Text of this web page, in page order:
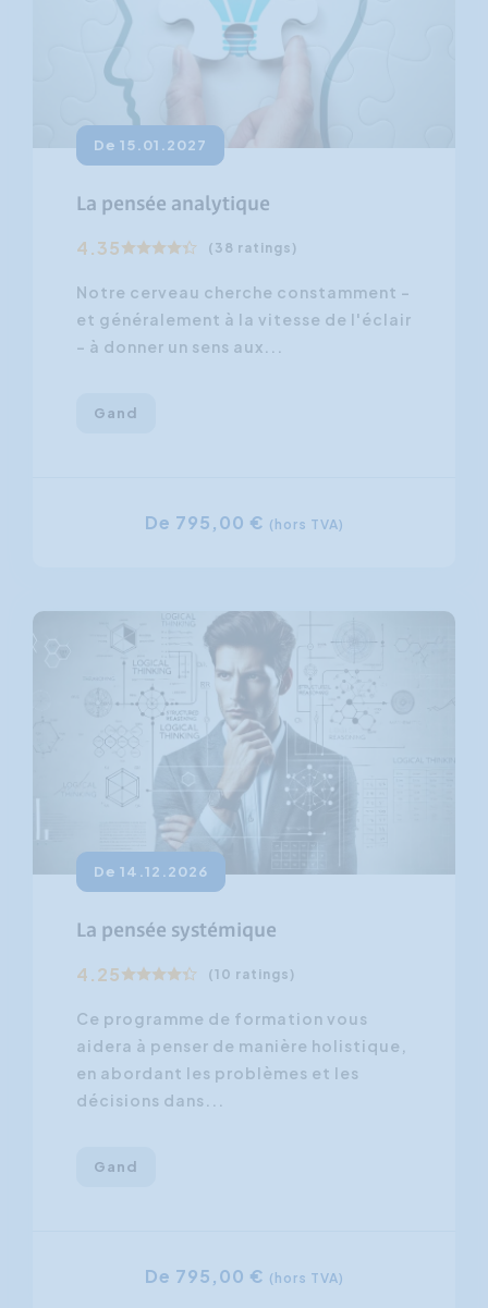
De 15.01.2027
La pensée analytique
4.35 (38 ratings)
Notre cerveau cherche constamment -
et généralement à la vitesse de l'éclair
- à donner un sens aux...
Gand
De 795,00 € (hors TVA)
De 14.12.2026
La pensée systémique
4.25 (10 ratings)
Ce programme de formation vous
aidera à penser de manière holistique,
en abordant les problèmes et les
décisions dans...
Gand
De 795,00 € (hors TVA)